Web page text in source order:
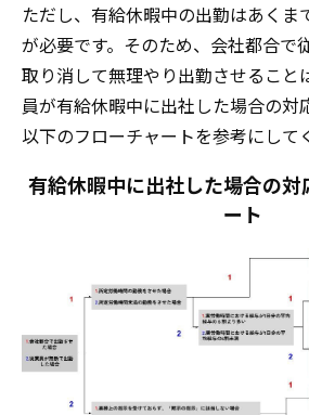
ただし、有給休暇中の出勤はあくま
が必要です。そのため、会社都合で
取り消して無理やり出勤させること
員が有給休暇中に出社した場合の対
以下のフローチャートを参考にして
有給休暇中に出社した場合の対
ート